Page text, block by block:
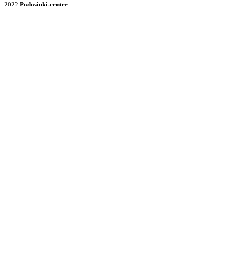
2022 Podosinki-center